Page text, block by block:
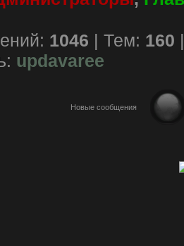
1046 | Тем: 160
updavaree
Новые сообщения